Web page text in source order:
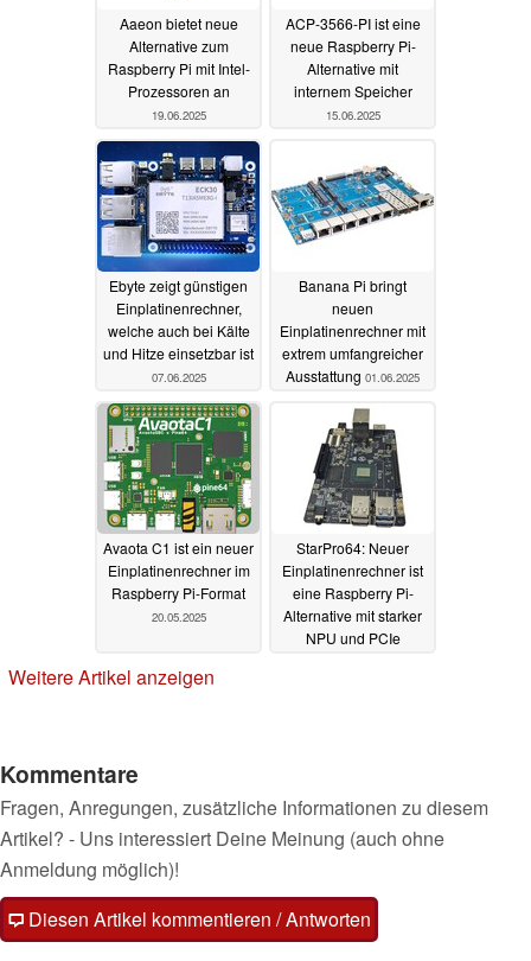
Aaeon bietet neue
Alternative zum
Raspberry Pi mit Intel-
Prozessoren an
19.06.2025
ACP-3566-PI ist eine
neue Raspberry Pi-
Alternative mit
internem Speicher
15.06.2025
Ebyte zeigt günstigen
Einplatinenrechner,
welche auch bei Kälte
und Hitze einsetzbar ist
07.06.2025
Banana Pi bringt
neuen
Einplatinenrechner mit
extrem umfangreicher
Ausstattung 01.06.2025
Avaota C1 ist ein neuer
Einplatinenrechner im
Raspberry Pi-Format
20.05.2025
StarPro64: Neuer
Einplatinenrechner ist
eine Raspberry Pi-
Alternative mit starker
NPU und PCIe
Weitere Artikel anzeigen
Kommentare
Fragen, Anregungen, zusätzliche Informationen zu diesem
Artikel? - Uns interessiert Deine Meinung (auch ohne
Anmeldung möglich)!
Diesen Artikel kommentieren / Antworten